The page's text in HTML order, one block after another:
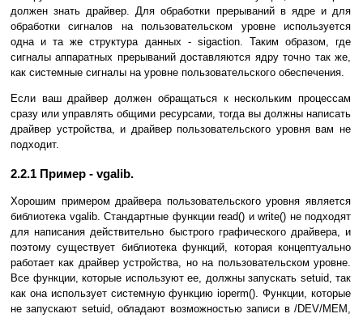
должен знать драйвер. Для обработки прерываний в ядре и для
обработки сигналов на пользовательском уровне используется
одна и та же структура данных - sigaction. Таким образом, где
сигналы аппаратных прерываний доставляются ядру точно так же,
как системные сигналы на уровне пользовательского обеспечения.
Если ваш драйвер должен обращаться к нескольким процессам
сразу или управлять общими ресурсами, тогда вы должны написать
драйвер устройства, и драйвер пользовательского уровня вам не
подходит.
2.2.1 Пример - vgalib.
Хорошим примером драйвера пользовательского уровня является
библиотека vgalib. Стандартные функции read() и write() не подходят
для написания действительно быстрого графического драйвера, и
поэтому существует библиотека функций, которая концептуально
работает как драйвер устройства, но на пользовательском уровне.
Все функции, которые используют ее, должны запускать setuid, так
как она использует системную функцию ioperm(). Функции, которые
не запускают setuid, обладают возможностью записи в /DEV/MEM,